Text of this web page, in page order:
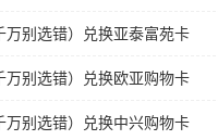
万别选错）兑换亚泰富苑卡
万别选错）兑换欧亚购物卡
万别选错）兑换中兴购物卡